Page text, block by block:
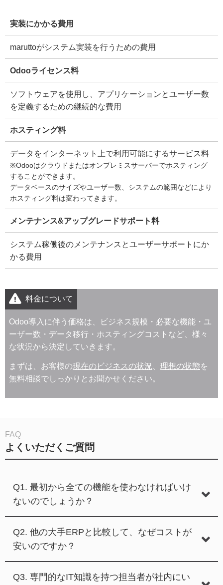
実装にかかる費用
maruttoがシステム実装を行うための費用
Odooライセンス料
ソフトウェアを使用し、アプリケーションとユーザー数
を定義するための継続的な費用
ホスティング料
データをインターネット上で利用可能にするサービス料
※Odooはクラウドまたはオンプレミスサーバーでホスティング
することができます。
データベースのサイズやユーザー数、システムの範囲などにより
ホスティング料は変わってきます。
メンテナンス&アップグレードサポート料
システム稼働後のメンテナンスとユーザーサポートにか
かる費用
料金について
Odoo導入に伴う価格は、ビジネス規模・必要な機能・ユ
ーザー数・データ移行・ホスティングコストなど、様々
な状況から決定していきます。
まずは、お客様の現在のビジネスの状況 理想の状態を
無料相談でしっかりとお聞かせください。
FAQ
よくいただくご質問
Q1. 最初から全ての機能を使わなければいけ
ないのでしょうか？
Q2. 他の大手ERPと比較して、なぜコストが
安いのですか？
Q3. 専門的なIT知識を持つ担当者が社内にい